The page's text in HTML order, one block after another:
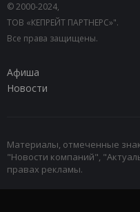
© 2000-2024,
ТОВ «КЕПРЕЙТ ПАРТНЕРС»".
Все права защищены.
Афиша
Новости
Материалы, отмеченные
"Новости компаний",
правах рекламы.